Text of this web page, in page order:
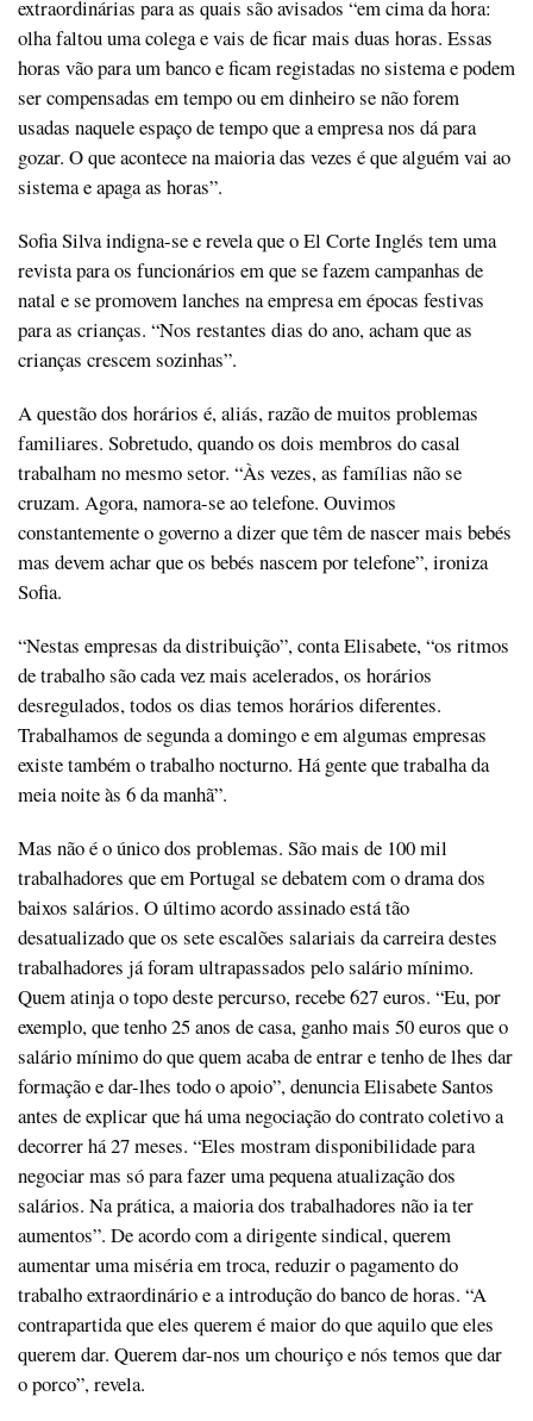
extraordinárias para as quais são avisados “em cima da hora:
olha faltou uma colega e vais de ficar mais duas horas. Essas
horas vão para um banco e ficam registadas no sistema e podem
ser compensadas em tempo ou em dinheiro se não forem
usadas naquele espaço de tempo que a empresa nos dá para
gozar. O que acontece na maioria das vezes é que alguém vai ao
sistema e apaga as horas”.
Sofia Silva indigna-se e revela que o El Corte Inglés tem uma
revista para os funcionários em que se fazem campanhas de
natal e se promovem lanches na empresa em épocas festivas
para as crianças. “Nos restantes dias do ano, acham que as
crianças crescem sozinhas”.
A questão dos horários é, aliás, razão de muitos problemas
familiares. Sobretudo, quando os dois membros do casal
trabalham no mesmo setor. “Às vezes, as famílias não se
cruzam. Agora, namora-se ao telefone. Ouvimos
constantemente o governo a dizer que têm de nascer mais bebés
mas devem achar que os bebés nascem por telefone”, ironiza
Sofia.
“Nestas empresas da distribuição”, conta Elisabete, “os ritmos
de trabalho são cada vez mais acelerados, os horários
desregulados, todos os dias temos horários diferentes.
Trabalhamos de segunda a domingo e em algumas empresas
existe também o trabalho nocturno. Há gente que trabalha da
meia noite às 6 da manhã”.
Mas não é o único dos problemas. São mais de 100 mil
trabalhadores que em Portugal se debatem com o drama dos
baixos salários. O último acordo assinado está tão
desatualizado que os sete escalões salariais da carreira destes
trabalhadores já foram ultrapassados pelo salário mínimo.
Quem atinja o topo deste percurso, recebe 627 euros. “Eu, por
exemplo, que tenho 25 anos de casa, ganho mais 50 euros que o
salário mínimo do que quem acaba de entrar e tenho de lhes dar
formação e dar-lhes todo o apoio”, denuncia Elisabete Santos
antes de explicar que há uma negociação do contrato coletivo a
decorrer há 27 meses. “Eles mostram disponibilidade para
negociar mas só para fazer uma pequena atualização dos
salários. Na prática, a maioria dos trabalhadores não ia ter
aumentos”. De acordo com a dirigente sindical, querem
aumentar uma miséria em troca, reduzir o pagamento do
trabalho extraordinário e a introdução do banco de horas. “A
contrapartida que eles querem é maior do que aquilo que eles
querem dar. Querem dar-nos um chouriço e nós temos que dar
o porco”, revela.